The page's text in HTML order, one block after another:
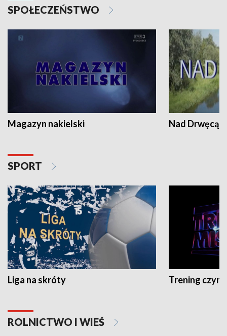
SPOŁECZEŃSTWO
Magazyn nakielski Nad Drwęcą
SPORT
Liga na skróty Trening czyni
ROLNICTWO I WIEŚ